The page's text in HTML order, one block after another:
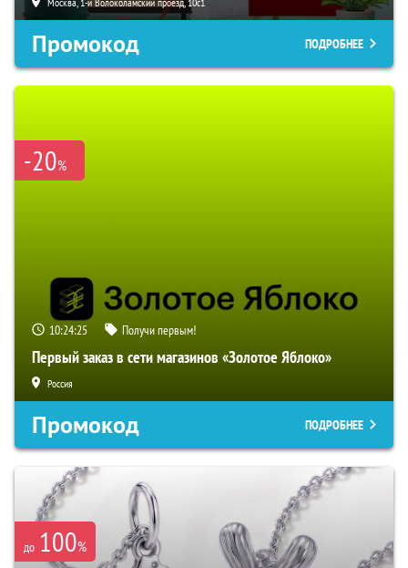
Промокод ПОДРОБНЕЕ
-20%
10:24:24 Получи первым!
Первый заказ в сети магазинов «Золотое Яблоко»
Россия
Промокод ПОДРОБНЕЕ
до 100%